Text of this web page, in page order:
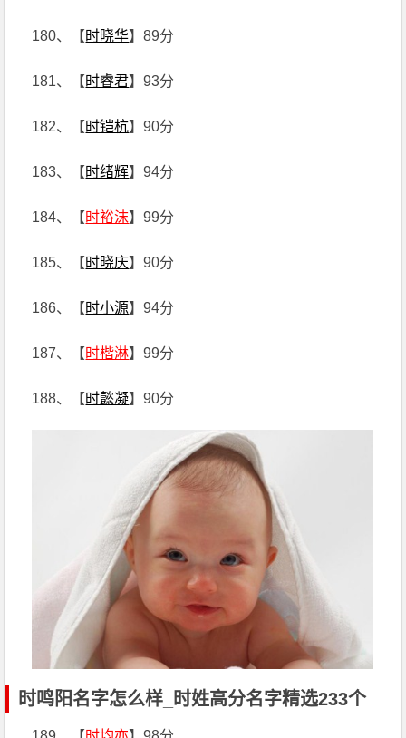
180、【时晓华】89分
181、【时睿君】93分
182、【时铠杭】90分
183、【时绪辉】94分
184、【时裕沫】99分
185、【时晓庆】90分
186、【时小源】94分
187、【时楷淋】99分
188、【时懿凝】90分
时鸣阳名字怎么样_时姓高分名字精选233个